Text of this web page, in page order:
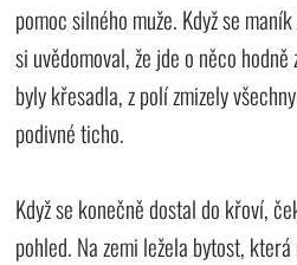
pomoc silného muže. Když se
si uvědomoval, že jde o něco
byly křesadla, z polí zmizely
podivné ticho.
Když se konečně dostal do křoví,
pohled. Na zemi ležela bytost,